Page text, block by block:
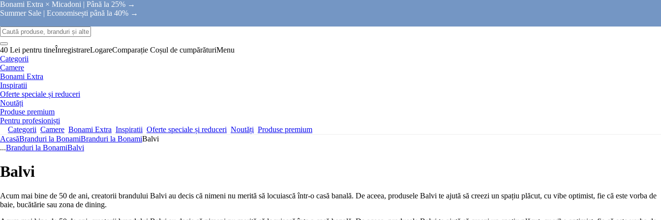
Bonami Extra × Micadoni | Până la 25% →
Summer Sale | Economisești până la 40% →
40 Lei pentru tineÎnregistrareLogareComparație Coșul de cumpărăturiMenu
Categorii
Camere
Bonami Extra
Inspiratii
Oferte speciale și reduceri
Noutăți
Produse premium
Pentru profesioniști
Categorii Camere Bonami Extra Inspiratii Oferte speciale și reduceri Noutăți Produse premium
AcasăBranduri la BonamiBranduri la BonamiBalvi
...Branduri la BonamiBalvi
Balvi
Acum mai bine de 50 de ani, creatorii brandului Balvi au decis că nimeni nu merită să locuiască într-o casă banală. De aceea, produsele Balvi te ajută să creezi un spațiu plăcut, cu vibe optimist, fie că este vorba de
baie, bucătărie sau zona de dining.